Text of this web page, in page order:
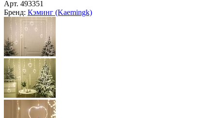
Арт. 493351
Бренд: Кэминг (Kaemingk)